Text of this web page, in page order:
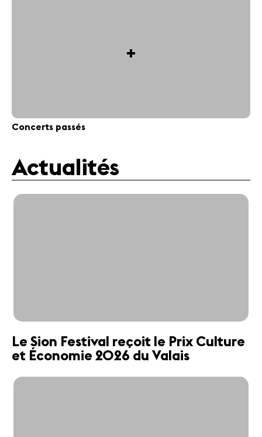
+
Concerts passés
Actualités
Le Sion Festival reçoit le Prix Culture
et Économie 2026 du Valais